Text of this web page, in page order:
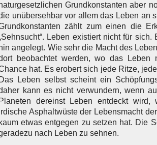
Grundkonstanten aber
unübersehbar vor allem das Leben an
zählt zum einen die
Leben existiert nicht für sich.
hin angelegt. Wie sehr die Macht des
beobachtet werden, wo das Leben
hat. Es erobert sich jede Ritze,
Das Leben selbst scheint ein
kann es nicht verwundern, wenn
Planeten dereinst Leben entdeckt
Asphaltwüste der Lebensmacht
kaum etwas entgegen zu setzen hat. Die
nach Leben zu sehnen.